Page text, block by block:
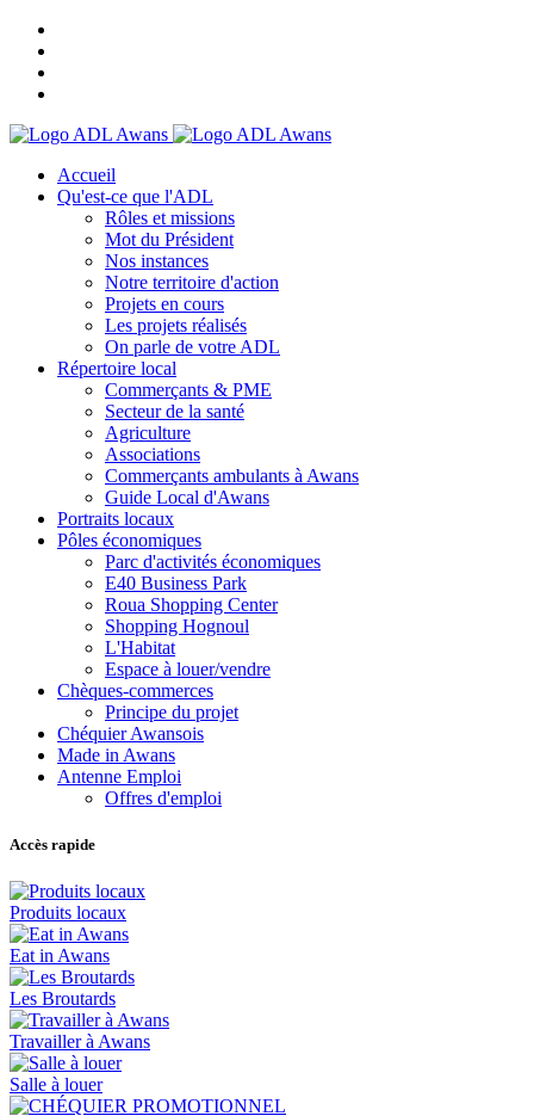
Accueil
Qu'est-ce que l'ADL
Rôles et missions
Mot du Président
Nos instances
Notre territoire d'action
Projets en cours
Les projets réalisés
On parle de votre ADL
Répertoire local
Commerçants & PME
Secteur de la santé
Agriculture
Associations
Commerçants ambulants à Awans
Guide Local d'Awans
Portraits locaux
Pôles économiques
Parc d'activités économiques
E40 Business Park
Roua Shopping Center
Shopping Hognoul
L'Habitat
Espace à louer/vendre
Chèques-commerces
Principe du projet
Chéquier Awansois
Made in Awans
Antenne Emploi
Offres d'emploi
Accès rapide
Produits locaux
Eat in Awans
Les Broutards
Travailler à Awans
Salle à louer